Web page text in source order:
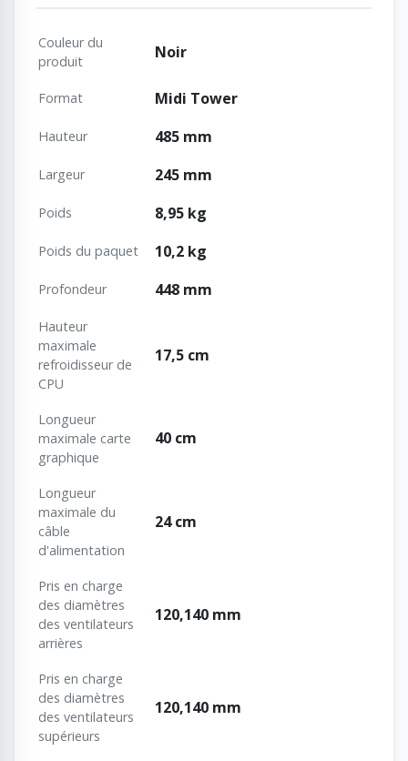
Couleur du
produit
Noir
Format Midi Tower
Hauteur 485 mm
Largeur 245 mm
Poids 8,95 kg
Poids du paquet 10,2 kg
Profondeur 448 mm
Hauteur
maximale
refroidisseur de
CPU
17,5 cm
Longueur
maximale carte
graphique
40 cm
Longueur
maximale du
câble
d'alimentation
24 cm
Pris en charge
des diamètres
des ventilateurs
arrières
120,140 mm
Pris en charge
des diamètres
des ventilateurs
supérieurs
120,140 mm